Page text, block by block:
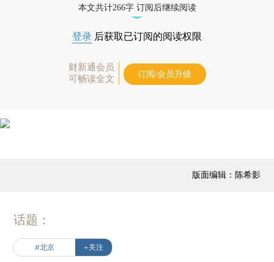
本文共计266字 订阅后继续阅读
登录 后获取已订阅的阅读权限
财新通会员
可畅读全文
订阅/会员升级
版面编辑：陈希影
话题：
#北京 +关注